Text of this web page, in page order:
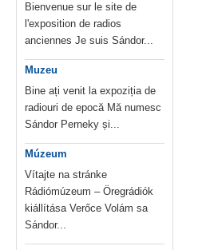
Bienvenue sur le site de
l'exposition de radios
anciennes Je suis Sándor...
Muzeu
Bine ați venit la expoziția de
radiouri de epocă Mă numesc
Sándor Perneky și...
Múzeum
Vítajte na stránke
Rádiómúzeum – Öregrádiók
kiállítása Verőce Volám sa
Sándor...